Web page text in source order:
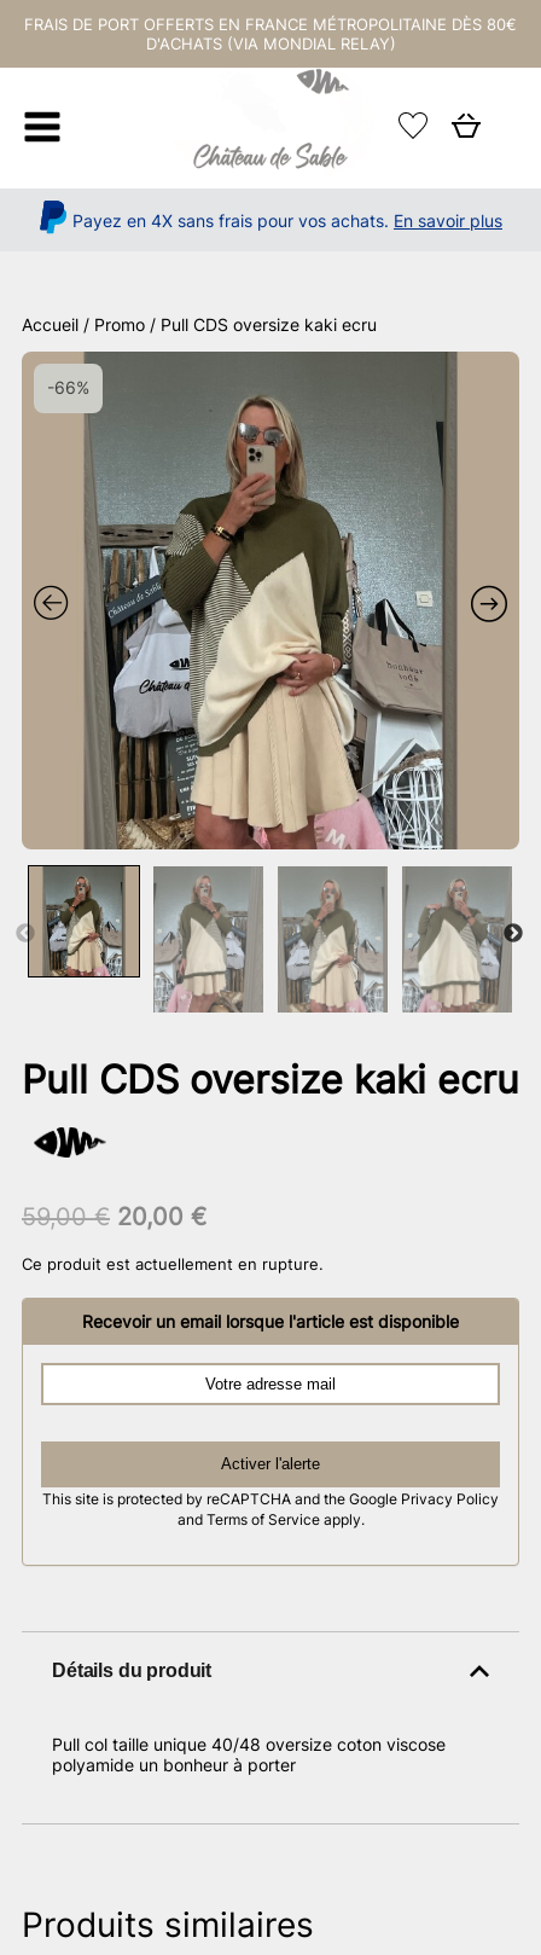
FRAIS DE PORT OFFERTS EN FRANCE MÉTROPOLITAINE DÈS 80€
D'ACHATS (VIA MONDIAL RELAY)
Payez en 4X sans frais pour vos achats. En savoir plus
Accueil / Promo / Pull CDS oversize kaki ecru
-66%
Pull CDS oversize kaki ecru
59,00€ Le
initial
était :
59,00 €.
20,00 €Le
actuel
est :
20,00 €.
Ce produit est actuellement en rupture.
Recevoir un email lorsque l'article est disponible
Activer l'alerte
This site is protected by reCAPTCHA and the Google Privacy Policy
and Terms of Service apply.
Détails du produit
Pull col taille unique 40/48 oversize coton viscose
polyamide un bonheur à porter
Produits similaires